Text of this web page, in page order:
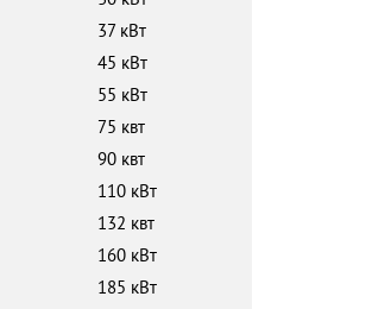
37 кВт
45 кВт
55 кВт
75 квт
90 квт
110 кВт
132 квт
160 кВт
185 кВт